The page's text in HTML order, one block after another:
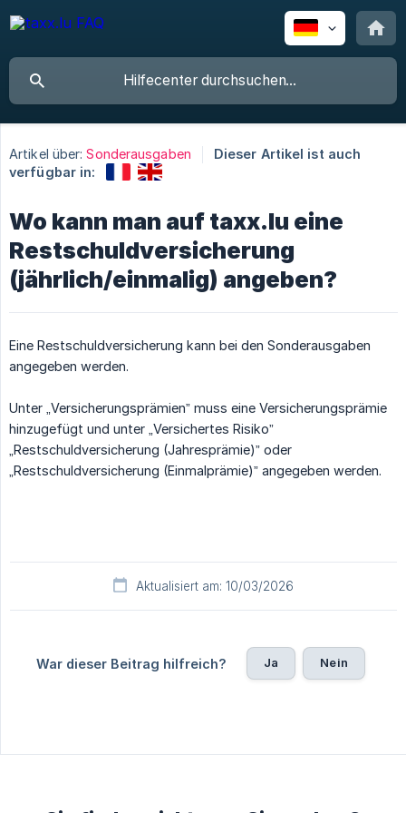
Artikel über: Sonderausgaben
Dieser Artikel ist auch
verfügbar in:
Wo kann man auf taxx.lu eine
Restschuldversicherung
(jährlich/einmalig) angeben?
Eine Restschuldversicherung kann bei den Sonderausgaben
angegeben werden.
Unter „Versicherungsprämien” muss eine Versicherungsprämie
hinzugefügt und unter „Versichertes Risiko”
„Restschuldversicherung (Jahresprämie)” oder
„Restschuldversicherung (Einmalprämie)” angegeben werden.
Aktualisiert am: 10/03/2026
War dieser Beitrag hilfreich? Ja Nein